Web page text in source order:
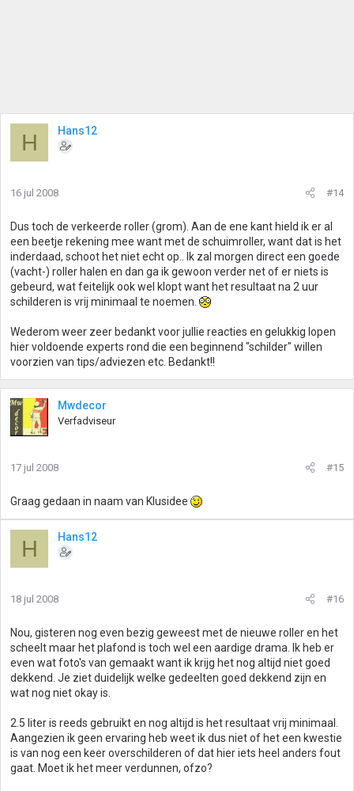
H Hans12
16 jul 2008 #14
Dus toch de verkeerde roller (grom). Aan de ene kant hield ik er al
een beetje rekening mee want met de schuimroller, want dat is het
inderdaad, schoot het niet echt op.. Ik zal morgen direct een goede
(vacht-) roller halen en dan ga ik gewoon verder net of er niets is
gebeurd, wat feitelijk ook wel klopt want het resultaat na 2 uur
schilderen is vrij minimaal te noemen.
Wederom weer zeer bedankt voor jullie reacties en gelukkig lopen
hier voldoende experts rond die een beginnend "schilder" willen
voorzien van tips/adviezen etc. Bedankt!!
Mwdecor
Verfadviseur
17 jul 2008 #15
Graag gedaan in naam van Klusidee
H Hans12
18 jul 2008 #16
Nou, gisteren nog even bezig geweest met de nieuwe roller en het
scheelt maar het plafond is toch wel een aardige drama. Ik heb er
even wat foto's van gemaakt want ik krijg het nog altijd niet goed
dekkend. Je ziet duidelijk welke gedeelten goed dekkend zijn en
wat nog niet okay is.
2.5 liter is reeds gebruikt en nog altijd is het resultaat vrij minimaal.
Aangezien ik geen ervaring heb weet ik dus niet of het een kwestie
is van nog een keer overschilderen of dat hier iets heel anders fout
gaat. Moet ik het meer verdunnen, ofzo?